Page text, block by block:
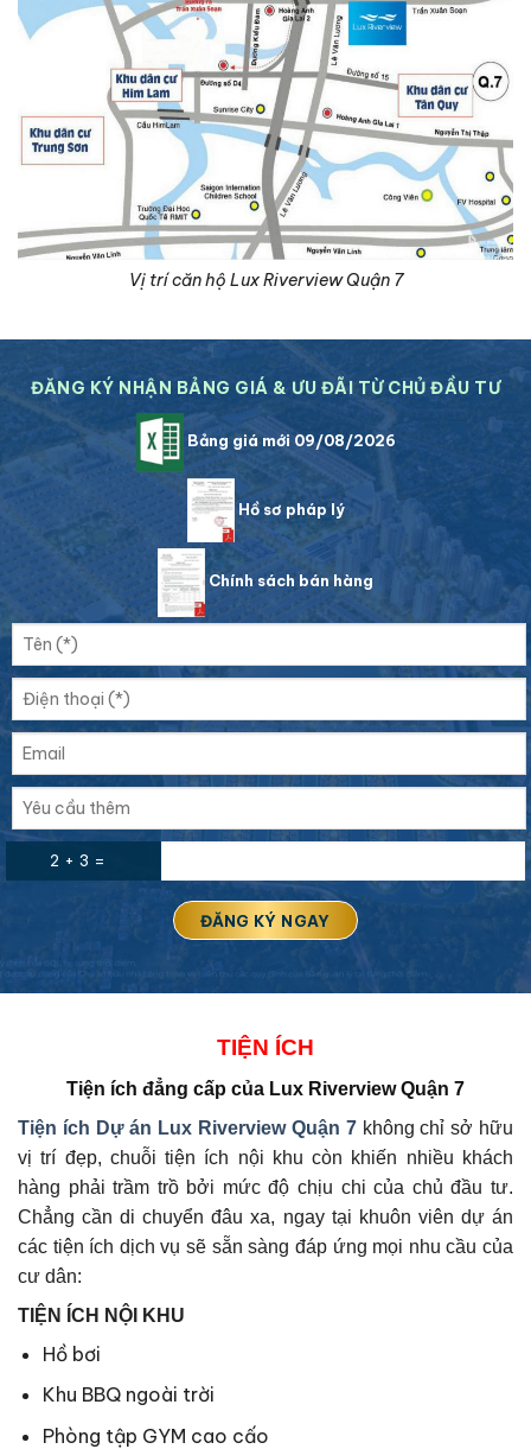
Vị trí căn hộ Lux Riverview Quận 7
ĐĂNG KÝ NHẬN BẢNG GIÁ & ƯU ĐÃI TỪ CHỦ ĐẦU TƯ
Bảng giá mới 09/08/2026
Hồ sơ pháp lý
Chính sách bán hàng
2 + 3 =
TIỆN ÍCH
Tiện ích đẳng cấp của Lux Riverview Quận 7
Tiện ích Dự án Lux Riverview Quận 7 không chỉ sở hữu
vị trí đẹp, chuỗi tiện ích nội khu còn khiến nhiều khách
hàng phải trầm trồ bởi mức độ chịu chi của chủ đầu tư.
Chẳng cần di chuyển đâu xa, ngay tại khuôn viên dự án
các tiện ích dịch vụ sẽ sẵn sàng đáp ứng mọi nhu cầu của
cư dân:
TIỆN ÍCH NỘI KHU
Hồ bơi
Khu BBQ ngoài trời
Phòng tập GYM cao cấo